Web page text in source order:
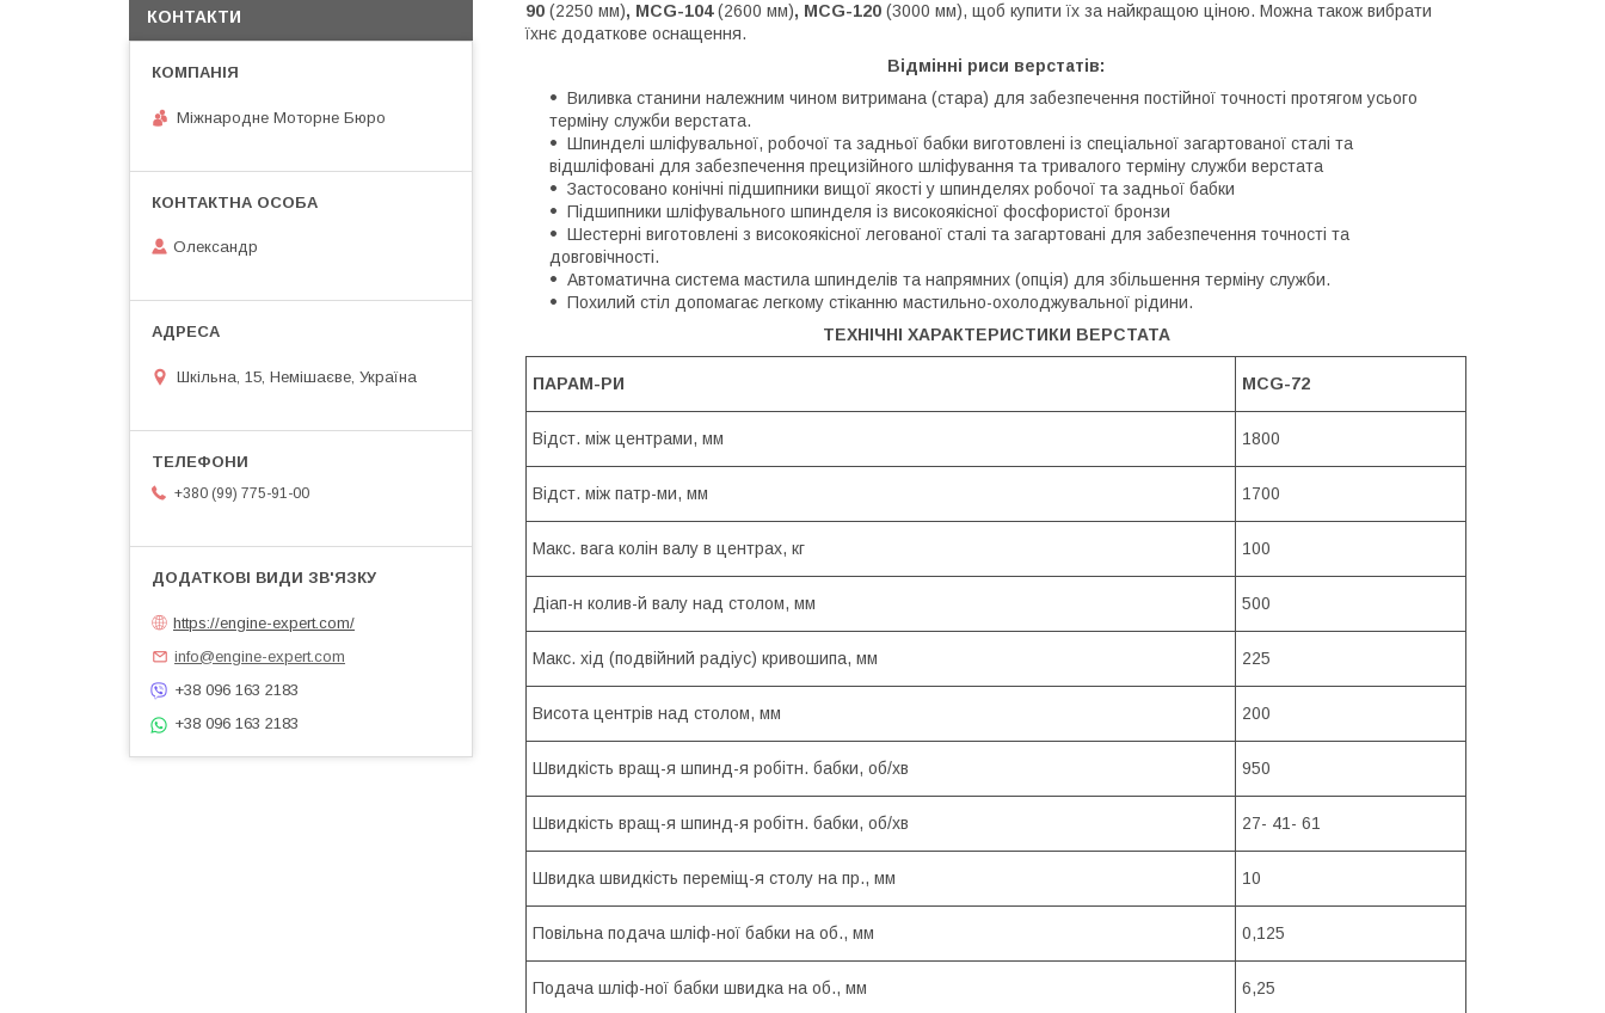
90 (2250 мм), MCG-104(2600 мм), MCG-120 (3000 мм), щоб купити їх за найкращою ціною. Можна також вибрати
їхнє додаткове оснащення.
Відмінні риси верстатів:
Виливка станини належним чином витримана (стара) для забезпечення постійної точності протягом усього
терміну служби верстата.
Шпинделі шліфувальної, робочої та задньої бабки виготовлені із спеціальної загартованої сталі та
відшліфовані для забезпечення прецизійного шліфування та тривалого терміну служби верстата
Застосовано конічні підшипники вищої якості у шпинделях робочої та задньої бабки
Підшипники шліфувального шпинделя із високоякісної фосфористої бронзи
Шестерні виготовлені з високоякісної легованої сталі та загартовані для забезпечення точності та
довговічності.
Автоматична система мастила шпинделів та напрямних (опція) для збільшення терміну служби.
Похилий стіл допомагає легкому стіканню мастильно-охолоджувальної рідини.
ТЕХНІЧНІ ХАРАКТЕРИСТИКИ ВЕРСТАТА
ПАРАМ-РИ MCG-72
Відст. між центрами, мм 1800
Відст. між патр-ми, мм 1700
Макс. вага колін валу в центрах, кг 100
Діап-н колив-й валу над столом, мм 500
Макс. хід (подвійний радіус) кривошипа, мм 225
Висота центрів над столом, мм 200
Швидкість вращ-я шпинд-я робітн. бабки, об/хв 950
Швидкість вращ-я шпинд-я робітн. бабки, об/хв 27- 41- 61
Швидка швидкість переміщ-я столу на пр., мм 10
Повільна подача шліф-ної бабки на об., мм 0,125
Подача шліф-ної бабки швидка на об., мм 6,25
КОНТАКТИ
Міжнародне Моторне Бюро
Олександр
Шкільна, 15, Немішаєве, Україна
+380 (99) 775-91-00
https://engine-expert.com/
info@engine-expert.com
+38 096 163 2183
+38 096 163 2183